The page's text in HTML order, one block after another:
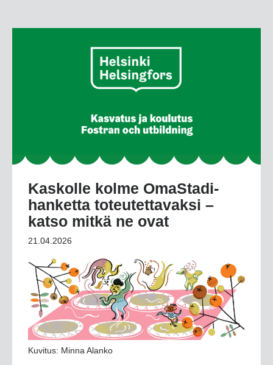
Kaskolle kolme OmaStadi-
hanketta toteutettavaksi –
katso mitkä ne ovat
21.04.2026
Kuvitus: Minna Alanko